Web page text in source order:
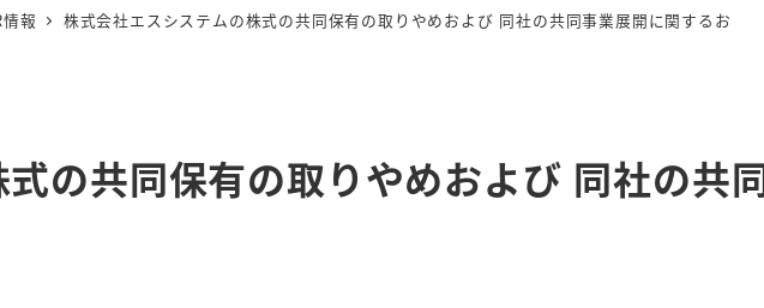
報
株式会社エスシステムの株式の共同保有の取りやめおよび 同社の共同事業展開に関するお
の共同保有の取りやめおよび 同社の共